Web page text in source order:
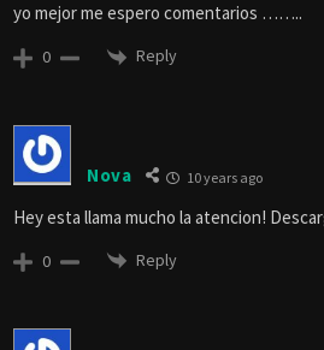
yo mejor me espero comentarios ……..
0 Reply
Nova 10 years ago
Hey esta llama mucho la atencion!
0 Reply